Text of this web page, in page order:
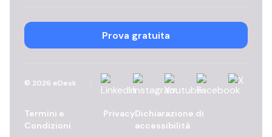
Prova gratuita
© 2026 eDesk LinkedinInstagramYouTubeFacebook
X
Termini e
Condizioni
PrivacyDichiarazione di
accessibilità